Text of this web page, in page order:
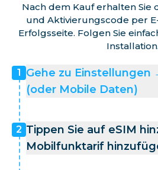
Nach dem Kauf erhalten Sie
und Aktivierungscode per
Erfolgsseite. Folgen Sie
Installation.
1 Gehe zu
(oder Mobile Daten)
2 Tippen Sie auf eSIM
Mobilfunktarif